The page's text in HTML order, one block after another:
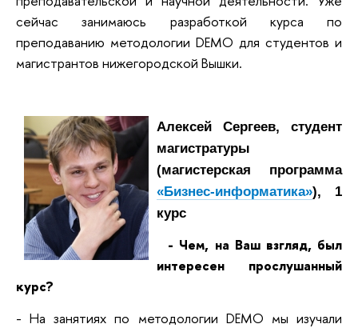
сейчас занимаюсь разработкой курса по
преподаванию методологии DEMO для студентов и
магистрантов нижегородской Вышки.
Алексей Сергеев, студент
магистратуры
(магистерская программа
«Бизнес-информатика»), 1
курс
- Чем, на Ваш взгляд, был
интересен прослушанный
курс?
- На занятиях по методологии DEMO мы изучали